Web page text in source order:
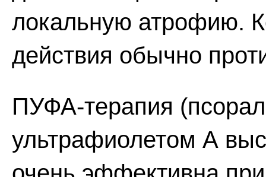
локальную атрофию.
действия обычно
ПУФА-терапия
ультрафиолетом А